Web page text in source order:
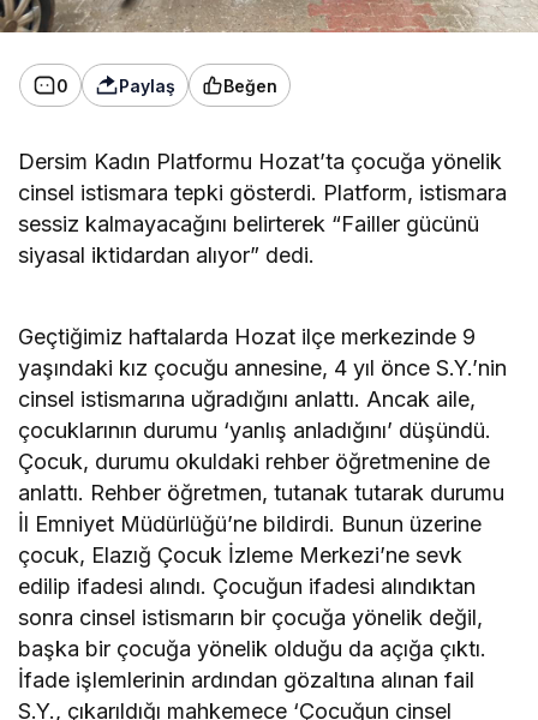
0 Paylaş Beğen
Dersim Kadın Platformu Hozat’ta çocuğa yönelik
cinsel istismara tepki gösterdi. Platform, istismara
sessiz kalmayacağını belirterek “Failler gücünü
siyasal iktidardan alıyor” dedi.
Geçtiğimiz haftalarda Hozat ilçe merkezinde 9
yaşındaki kız çocuğu annesine, 4 yıl önce S.Y.’nin
cinsel istismarına uğradığını anlattı. Ancak aile,
çocuklarının durumu ‘yanlış anladığını’ düşündü.
Çocuk, durumu okuldaki rehber öğretmenine de
anlattı. Rehber öğretmen, tutanak tutarak durumu
İl Emniyet Müdürlüğü’ne bildirdi. Bunun üzerine
çocuk, Elazığ Çocuk İzleme Merkezi’ne sevk
edilip ifadesi alındı. Çocuğun ifadesi alındıktan
sonra cinsel istismarın bir çocuğa yönelik değil,
başka bir çocuğa yönelik olduğu da açığa çıktı.
İfade işlemlerinin ardından gözaltına alınan fail
S.Y., çıkarıldığı mahkemece ‘Çocuğun cinsel